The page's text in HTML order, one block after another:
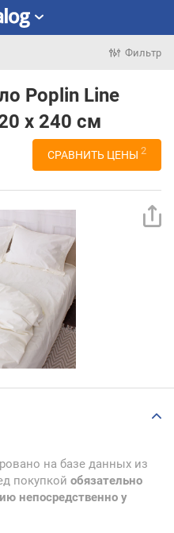
Фильтр
Poplin Line
х 240 см
СРАВНИТЬ ЦЕНЫ 2
на базе данных из
покупкой обязательно
непосредственно у